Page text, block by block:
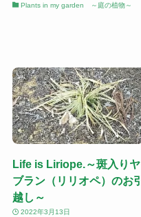
Plants in my garden ～庭の植物～
Life is Liriope.～斑入りヤ
ブラン（リリオペ）のお引
越し～
2022年3月13日